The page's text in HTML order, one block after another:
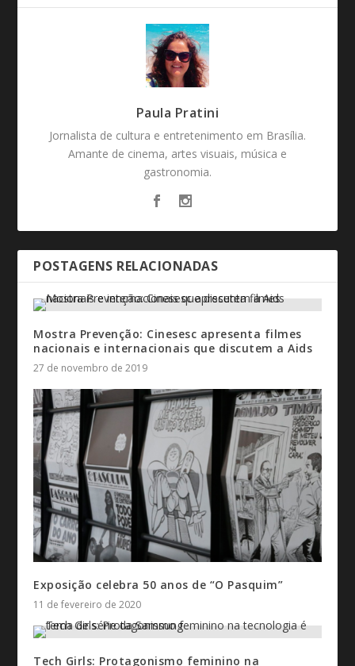
Paula Pratini
Jornalista de cultura e entretenimento em Brasília.
Amante de cinema, artes visuais, música e
gastronomia.
POSTAGENS RELACIONADAS
Mostra Prevenção: Cinesesc apresenta filmes
nacionais e internacionais que discutem a Aids
27 de novembro de 2019
Exposição celebra 50 anos de “O Pasquim”
11 de fevereiro de 2020
Tech Girls: Protagonismo feminino na